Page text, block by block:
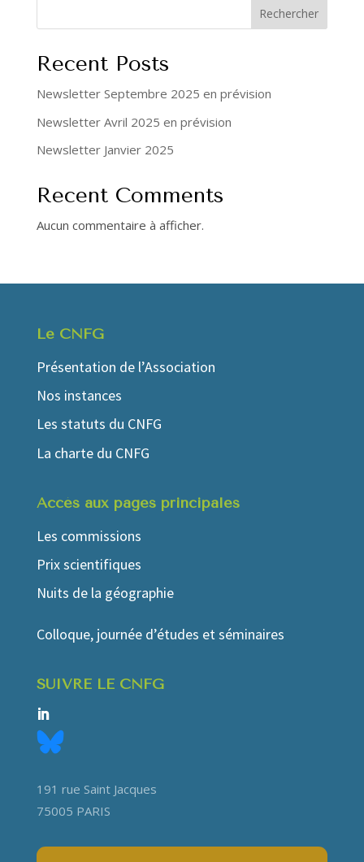
Rechercher
Recent Posts
Newsletter Septembre 2025 en prévision
Newsletter Avril 2025 en prévision
Newsletter Janvier 2025
Recent Comments
Aucun commentaire à afficher.
Le CNFG
Présentation de l’Association
Nos instances
Les statuts du CNFG
La charte du CNFG
Accés aux pages principales
Les commissions
Prix scientifiques
Nuits de la géographie
Colloque, journée d’études et séminaires
SUIVRE LE CNFG
191 rue Saint Jacques
75005 PARIS